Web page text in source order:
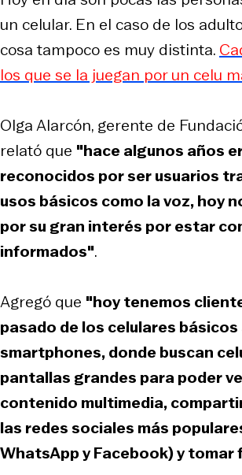
un celular. En el caso de los
cosa tampoco es muy distinta.
los que se la juegan por un celu
Olga Alarcón, gerente de
relató que "hace algunos años
reconocidos por ser usuarios
usos básicos como la voz, hoy
por su gran interés por estar
informados".
Agregó que "hoy tenemos
pasado de los celulares
smartphones, donde buscan
pantallas grandes para poder
contenido multimedia,
las redes sociales más
WhatsApp y Facebook) y